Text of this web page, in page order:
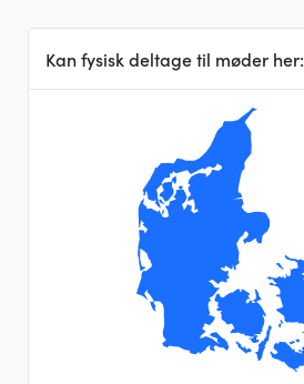
Kan fysisk deltage til møder her: